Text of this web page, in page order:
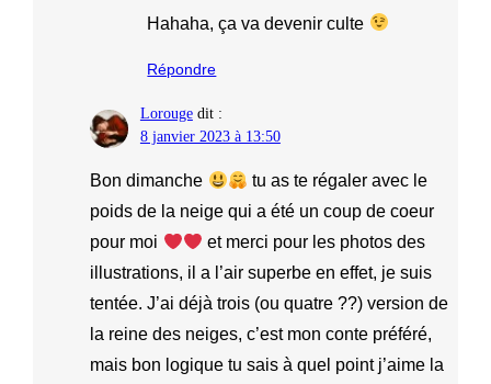
Hahaha, ça va devenir culte
Répondre
Lorouge dit :
8 janvier 2023 à 13:50
Bon dimanche
tu as te régaler avec le
poids de la neige qui a été un coup de coeur
pour moi
et merci pour les photos des
illustrations, il a l’air superbe en effet, je suis
tentée. J’ai déjà trois (ou quatre ??) version de
la reine des neiges, c’est mon conte préféré,
mais bon logique tu sais à quel point j’aime la